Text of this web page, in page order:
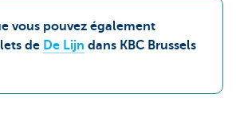
vous pouvez également
de De Lijn dans KBC Brussels